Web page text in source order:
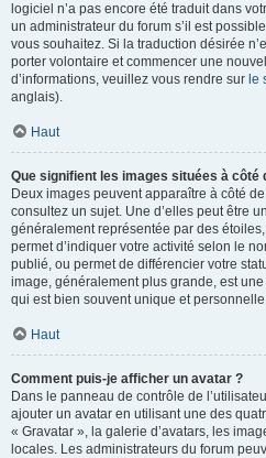
logiciel n’a pas encore été traduit dans
un administrateur du forum s’il est
vous souhaitez. Si la traduction désirée
porter volontaire et commencer une
d’informations, veuillez vous rendre sur le
anglais).
Haut
Que signifient les images situées à côté
Deux images peuvent apparaître à côté
consultez un sujet. Une d’elles peut être
généralement représentée par des
permet d’indiquer votre activité selon le
publié, ou permet de différencier votre
image, généralement plus grande, est
qui est bien souvent unique et
Haut
Comment puis-je afficher un avatar ?
Dans le panneau de contrôle de
ajouter un avatar en utilisant une des
« Gravatar », la galerie d’avatars, les
locales. Les administrateurs du forum